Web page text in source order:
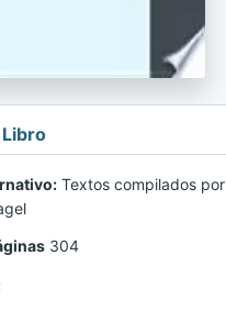
Libro
Textos compilados por
304